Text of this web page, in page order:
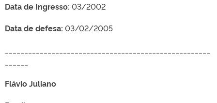
Data de Ingresso: 03/2002
Data de defesa: 03/02/2005
Flávio Juliano